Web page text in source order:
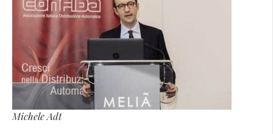
Michele Adt